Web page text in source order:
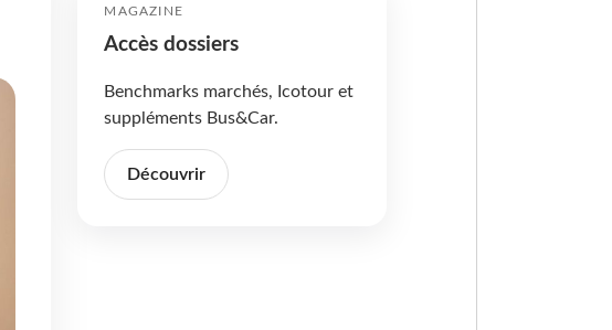
MAGAZINE
Accès dossiers
Benchmarks marchés, Icotour et
suppléments Bus&Car.
Découvrir